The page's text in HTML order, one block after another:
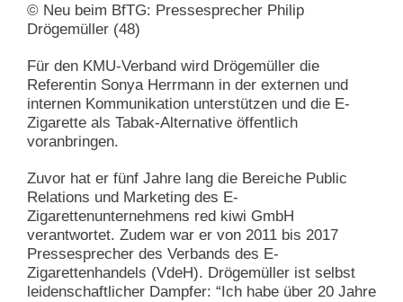
© Neu beim BfTG: Pressesprecher Philip
Drögemüller (48)
Für den KMU-Verband wird Drögemüller die
Referentin Sonya Herrmann in der externen und
internen Kommunikation unterstützen und die E-
Zigarette als Tabak-Alternative öffentlich
voranbringen.
Zuvor hat er fünf Jahre lang die Bereiche Public
Relations und Marketing des E-
Zigarettenunternehmens red kiwi GmbH
verantwortet. Zudem war er von 2011 bis 2017
Pressesprecher des Verbands des E-
Zigarettenhandels (VdeH). Drögemüller ist selbst
leidenschaftlicher Dampfer: “Ich habe über 20 Jahre